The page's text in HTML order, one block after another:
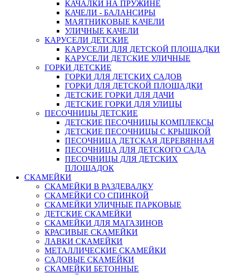
КАЧАЛКИ НА ПРУЖИНЕ
КАЧЕЛИ - БАЛАНСИРЫ
МАЯТНИКОВЫЕ КАЧЕЛИ
УЛИЧНЫЕ КАЧЕЛИ
КАРУСЕЛИ ДЕТСКИЕ
КАРУСЕЛИ ДЛЯ ДЕТСКОЙ ПЛОЩАДКИ
КАРУСЕЛИ ДЕТСКИЕ УЛИЧНЫЕ
ГОРКИ ДЕТСКИЕ
ГОРКИ ДЛЯ ДЕТСКИХ САДОВ
ГОРКИ ДЛЯ ДЕТСКОЙ ПЛОЩАДКИ
ДЕТСКИЕ ГОРКИ ДЛЯ ДАЧИ
ДЕТСКИЕ ГОРКИ ДЛЯ УЛИЦЫ
ПЕСОЧНИЦЫ ДЕТСКИЕ
ДЕТСКИЕ ПЕСОЧНИЦЫ КОМПЛЕКСЫ
ДЕТСКИЕ ПЕСОЧНИЦЫ С КРЫШКОЙ
ПЕСОЧНИЦА ДЕТСКАЯ ДЕРЕВЯННАЯ
ПЕСОЧНИЦА ДЛЯ ДЕТСКОГО САДА
ПЕСОЧНИЦЫ ДЛЯ ДЕТСКИХ
ПЛОЩАДОК
СКАМЕЙКИ
СКАМЕЙКИ В РАЗДЕВАЛКУ
СКАМЕЙКИ СО СПИНКОЙ
СКАМЕЙКИ УЛИЧНЫЕ ПАРКОВЫЕ
ДЕТСКИЕ СКАМЕЙКИ
СКАМЕЙКИ ДЛЯ МАГАЗИНОВ
КРАСИВЫЕ СКАМЕЙКИ
ЛАВКИ СКАМЕЙКИ
МЕТАЛЛИЧЕСКИЕ СКАМЕЙКИ
САДОВЫЕ СКАМЕЙКИ
СКАМЕЙКИ БЕТОННЫЕ